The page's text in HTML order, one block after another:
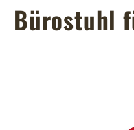
Bürostuhl